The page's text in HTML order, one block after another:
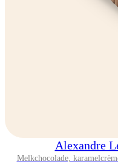
Alexandre
Melkchocolade,